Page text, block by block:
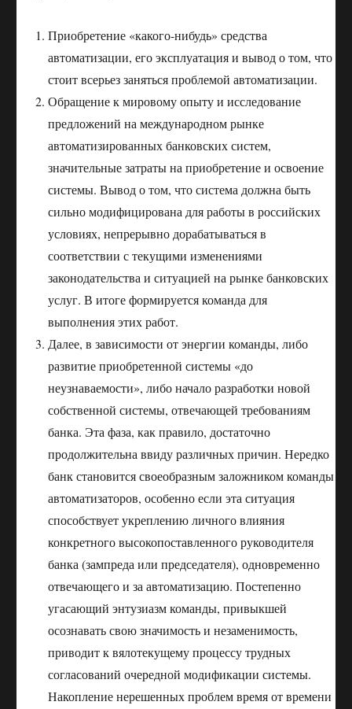
Приобретение «какого-нибудь» средства
автоматизации, его эксплуатация и вывод о том, что
стоит всерьез заняться проблемой автоматизации.
Обращение к мировому опыту и исследование
предложений на международном рынке
автоматизированных банковских систем,
значительные затраты на приобретение и освоение
системы. Вывод о том, что система должна быть
сильно модифицирована для работы в российских
условиях, непрерывно дорабатываться в
соответствии с текущими изменениями
законодательства и ситуацией на рынке банковских
услуг. В итоге формируется команда для
выполнения этих работ.
Далее, в зависимости от энергии команды, либо
развитие приобретенной системы «до
неузнаваемости», либо начало разработки новой
собственной системы, отвечающей требованиям
банка. Эта фаза, как правило, достаточно
продолжительна ввиду различных причин. Нередко
банк становится своеобразным заложником команды
автоматизаторов, особенно если эта ситуация
способствует укреплению личного влияния
конкретного высокопоставленного руководителя
банка (зампреда или председателя), одновременно
отвечающего и за автоматизацию. Постепенно
угасающий энтузиазм команды, привыкшей
осознавать свою значимость и незаменимость,
приводит к вялотекущему процессу трудных
согласований очередной модификации системы.
Накопление нерешенных проблем время от времени